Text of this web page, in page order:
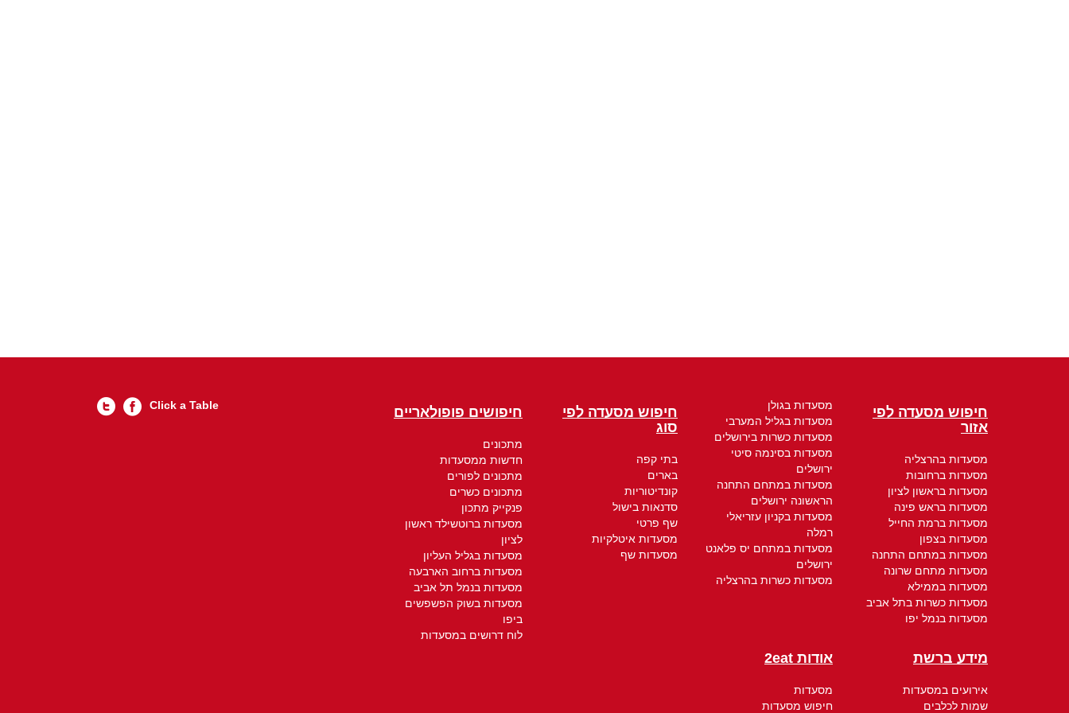
חיפוש מסעדה לפי
אזור
מסעדות בהרצליה
מסעדות ברחובות
מסעדות בראשון לציון
מסעדות בראש פינה
מסעדות ברמת החייל
מסעדות בצפון
מסעדות במתחם התחנה
מסעדות מתחם שרונה
מסעדות בממילא
מסעדות כשרות בתל אביב
מסעדות בנמל יפו
מסעדות בגולן
מסעדות בגליל המערבי
מסעדות כשרות בירושלים
מסעדות בסינמה סיטי
ירושלים
מסעדות במתחם התחנה
הראשונה ירושלים
מסעדות בקניון עזריאלי
רמלה
מסעדות במתחם יס פלאנט
ירושלים
מסעדות כשרות בהרצליה
חיפוש מסעדה לפי
סוג
בתי קפה
בארים
קונדיטוריות
סדנאות בישול
שף פרטי
מסעדות איטלקיות
מסעדות שף
חיפושים פופולאריים
מתכונים
חדשות ממסעדות
מתכונים לפורים
מתכונים כשרים
פנקייק מתכון
מסעדות ברוטשילד ראשון
לציון
מסעדות בגליל העליון
מסעדות ברחוב הארבעה
מסעדות בנמל תל אביב
מסעדות בשוק הפשפשים
ביפו
לוח דרושים במסעדות
מידע ברשת
אירועים במסעדות
שמות לכלבים
אודות 2eat
מסעדות
חיפוש מסעדות
Click a Table